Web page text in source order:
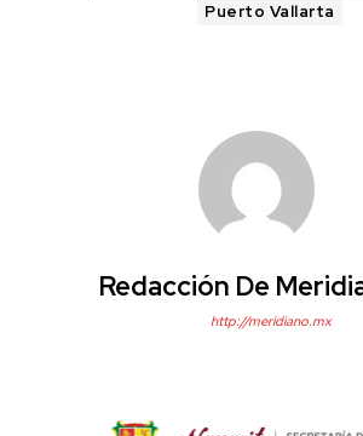
Puerto Vallarta
Redacción De
http://meridiano.mx